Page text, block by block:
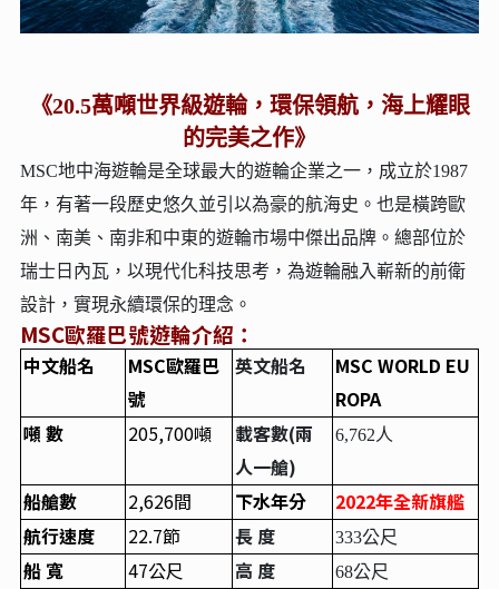
《20.5萬噸世界級遊輪，環保領航，海上耀眼
的完美之作》
MSC地中海遊輪是全球最大的遊輪企業之一，成立於1987
年，有著一段歷史悠久並引以為豪的航海史。也是橫跨歐
洲、南美、南非和中東的遊輪市場中傑出品牌。總部位於
瑞士日內瓦，以現代化科技思考，為遊輪融入嶄新的前衛
設計，實現永續環保的理念。
MSC歐羅巴號遊輪介紹：
中文船名 MSC歐羅巴
號
英文船名
MSC WORLD EU
ROPA
噸 數
205,700噸
載客數(兩
人一艙)
6,762人
船艙數 2,626間 下水年分 2022年全新旗艦
航行速度
22.7節 長 度 333公尺
船 寬 47公尺 高 度 68公尺